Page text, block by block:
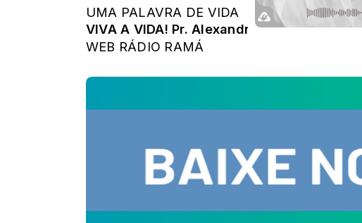
UMA PALAVRA DE VIDA
VIVA A VIDA! Pr. Alexandre Faria
WEB RÁDIO RAMÁ